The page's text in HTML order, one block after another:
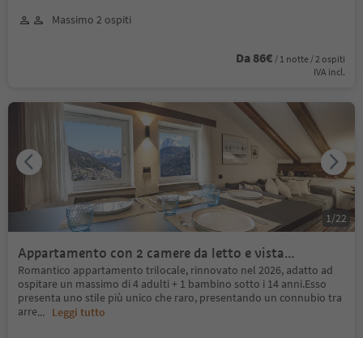
Massimo 2 ospiti
Da 86€ / 1 notte / 2 ospiti
IVA incl.
Appartamento con 2 camere da letto e vista
panoramica
Romantico appartamento trilocale, rinnovato nel 2026, adatto ad
ospitare un massimo di 4 adulti + 1 bambino sotto i 14 anni.Esso
presenta uno stile più unico che raro, presentando un connubio tra
arre... Leggi tutto
1/22